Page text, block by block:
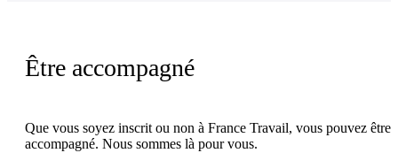
Être accompagné
Que vous soyez inscrit ou non à France Travail, vous pouvez être
accompagné. Nous sommes là pour vous.